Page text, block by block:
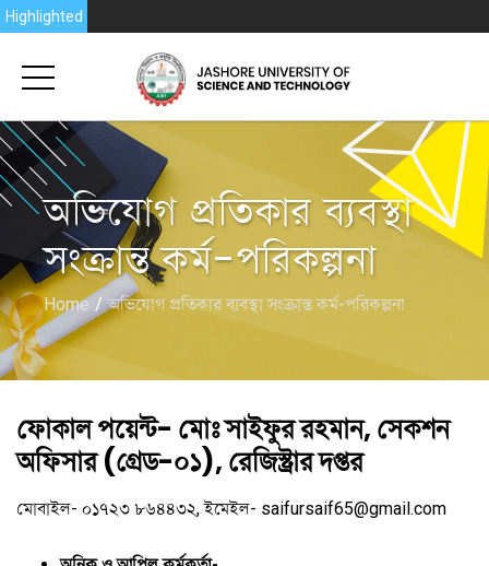
Highlighted
2026
অভিযোগ প্রতিকার ব্যবস্থা
সংক্রান্ত কর্ম-পরিকল্পনা
Home অভিযোগ প্রতিকার ব্যবস্থা সংক্রান্ত কর্ম-পরিকল্পনা
ফোকাল পয়েন্ট- মোঃ সাইফুর রহমান, সেকশন
অফিসার (গ্রেড-০১), রেজিস্ট্রার দপ্তর
মোবাইল- ০১৭২৩ ৮৬৪৪৩২, ইমেইল- saifursaif65@gmail.com